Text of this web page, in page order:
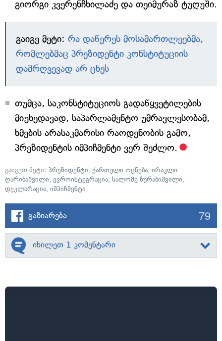
გიორგი კვერენჩხილაძე და თეიმურაზ ტუღუში.
გაიგე მეტი: რა დაწერეს მოსამართლეებმა,
რომლებმაც პრეზიდენტი კონსტიტუციის
დამრღვევად არ ცნეს
თუმცა, საკონსტიტუციოს გადაწყვეტილების
მიუხედავად, საპარლამენტო უმრავლესობამ,
ხმების არასაკმარისი რაოდენობის გამო,
პრეზიდენტის იმპიჩმენტი ვერ შეძლო.
გაიგეთ მეტი: პრეზიდენტი, ქართული ოცნება, ირაკლი
ღარიბაშვილი, ევროინტეგრაცია, სალომე ზურაბიშვილი,
დეკლარაცია, იმპიჩმენტი
გაზიარება 79
იხილეთ 1 კომენტარი